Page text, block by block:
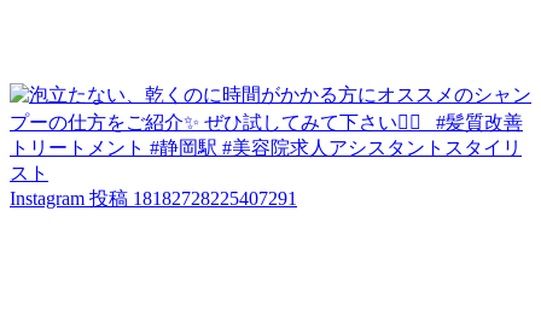
Instagram 投稿 18182728225407291